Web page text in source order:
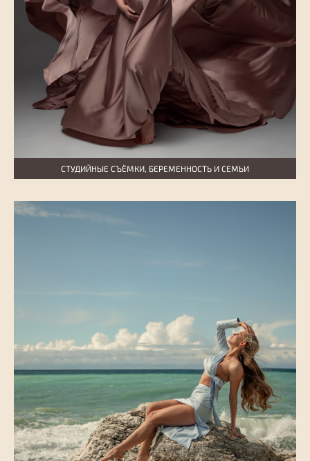
СТУДИЙНЫЕ СЪЁМКИ, БЕРЕМЕННОСТЬ И СЕМЬИ